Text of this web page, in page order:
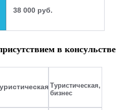
38 000 руб.
в консульстве
Туристическая,
бизнес